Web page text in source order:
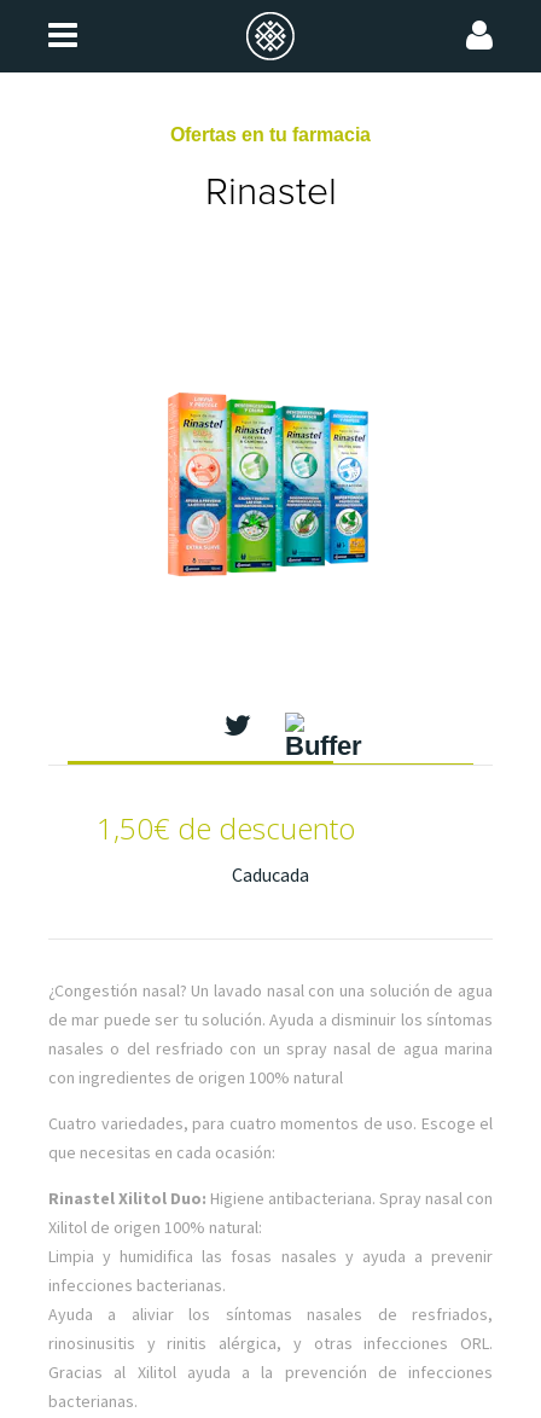
Ofertas en tu farmacia
Rinastel
1,50€ de descuento
Caducada
¿Congestión nasal? Un lavado nasal con una solución de agua
de mar puede ser tu solución. Ayuda a disminuir los síntomas
nasales o del resfriado con un spray nasal de agua marina
con ingredientes de origen 100% natural
Cuatro variedades, para cuatro momentos de uso. Escoge el
que necesitas en cada ocasión:
Rinastel Xilitol Duo: Higiene antibacteriana. Spray nasal con
Xilitol de origen 100% natural:
Limpia y humidifica las fosas nasales y ayuda a prevenir
infecciones bacterianas.
Ayuda a aliviar los síntomas nasales de resfriados,
rinosinusitis y rinitis alérgica, y otras infecciones ORL.
Gracias al Xilitol ayuda a la prevención de infecciones
bacterianas.